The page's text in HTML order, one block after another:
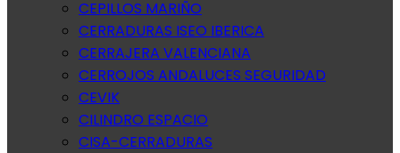
CEPILLOS MARIÑO
CERRADURAS ISEO IBERICA
CERRAJERA VALENCIANA
CERROJOS ANDALUCES SEGURIDAD
CEVIK
CILINDRO ESPACIO
CISA-CERRADURAS